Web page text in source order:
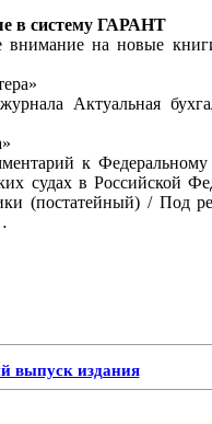
в систему ГАРАНТ
внимание на новые
Актуальная
к
судах в Российской
(постатейный) / Под
выпуск издания